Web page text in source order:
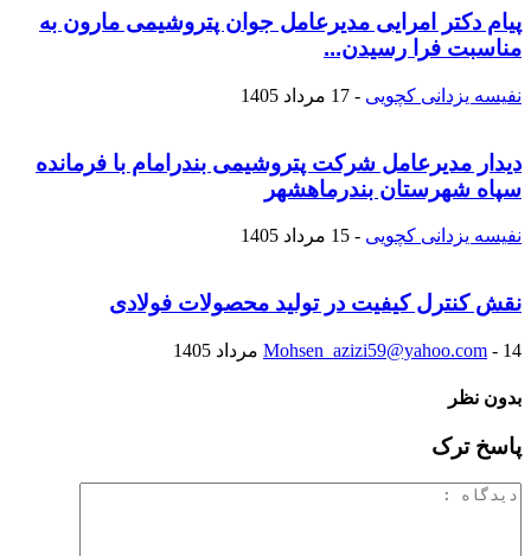
پیام دکتر امرایی مدیرعامل جوان پتروشیمی مارون به
مناسبت فرا رسیدن...
نفیسه یزدانی کچویی - 17 مرداد 1405
دیدار مدیرعامل شرکت پتروشیمی بندرامام با فرمانده
سپاه شهرستان بندرماهشهر
نفیسه یزدانی کچویی - 15 مرداد 1405
نقش کنترل کیفیت در تولید محصولات فولادی
Mohsen_azizi59@yahoo.com - 14 مرداد 1405
بدون نظر
پاسخ ترک